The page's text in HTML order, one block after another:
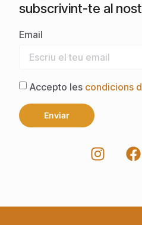
subscrivint-te al
Email
Accepto les condicions
Enviar